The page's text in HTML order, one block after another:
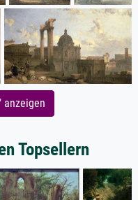
anzeigen
Topsellern